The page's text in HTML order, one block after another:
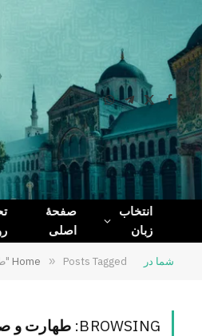
Facebook
X
(Twitter)
Telegram
WhatsApp
انتخاب
زبان
صفحۀ
اصلی
شما در Home » Posts Tagged "طهارت و صفا"
BROWSING: طهارت و